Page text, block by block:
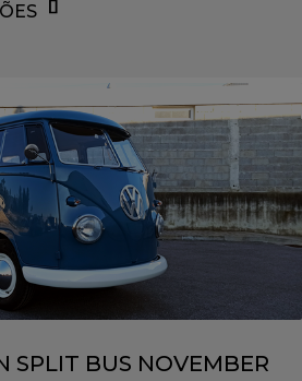
SPLIT BUS NOVEMBER